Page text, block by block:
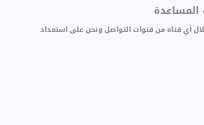
أي قناه من قنوات التواصل ونحن على استعداد